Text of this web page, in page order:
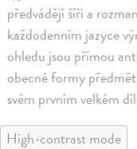
předvádějí šíři a
každodenním jazyce
ohledu jsou přímou
obecné formy
svém prvním velkém
High-contrast mode